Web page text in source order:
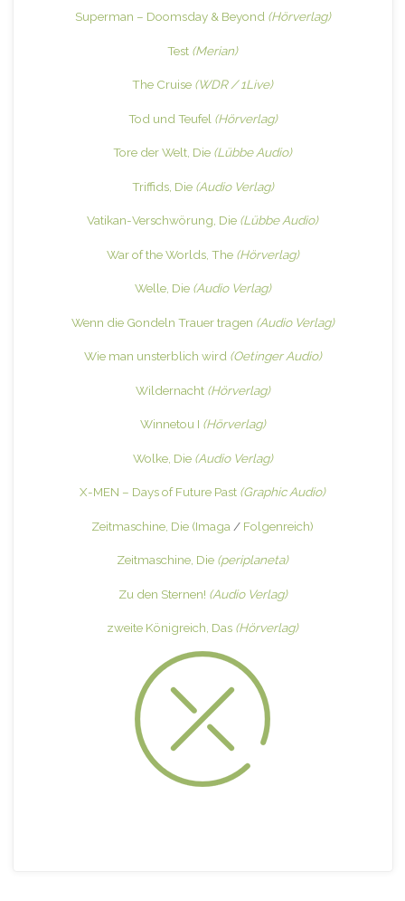
Superman – Doomsday & Beyond (Hörverlag)
Test (Merian)
The Cruise (WDR / 1Live)
Tod und Teufel (Hörverlag)
Tore der Welt, Die (Lübbe Audio)
Triffids, Die (Audio Verlag)
Vatikan-Verschwörung, Die (Lübbe Audio)
War of the Worlds, The (Hörverlag)
Welle, Die (Audio Verlag)
Wenn die Gondeln Trauer tragen (Audio Verlag)
Wie man unsterblich wird (Oetinger Audio)
Wildernacht (Hörverlag)
Winnetou I (Hörverlag)
Wolke, Die (Audio Verlag)
X-MEN – Days of Future Past (Graphic Audio)
Zeitmaschine, Die (Imaga / Folgenreich)
Zeitmaschine, Die (periplaneta)
Zu den Sternen! (Audio Verlag)
zweite Königreich, Das (Hörverlag)